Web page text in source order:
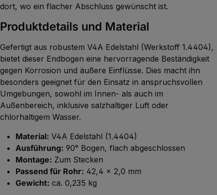
dort, wo ein flacher Abschluss gewünscht ist.
Produktdetails und Material
Gefertigt aus robustem V4A Edelstahl (Werkstoff 1.4404),
bietet dieser Endbogen eine hervorragende Beständigkeit
gegen Korrosion und äußere Einflüsse. Dies macht ihn
besonders geeignet für den Einsatz in anspruchsvollen
Umgebungen, sowohl im Innen- als auch im
Außenbereich, inklusive salzhaltiger Luft oder
chlorhaltigem Wasser.
Material: V4A Edelstahl (1.4404)
Ausführung: 90° Bogen, flach abgeschlossen
Montage: Zum Stecken
Passend für Rohr: 42,4 x 2,0 mm
Gewicht: ca. 0,235 kg